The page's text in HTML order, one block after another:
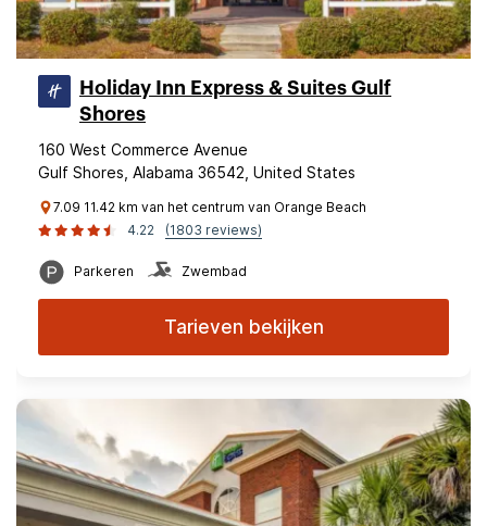
Holiday Inn Express & Suites Gulf
Shores
160 West Commerce Avenue
Gulf Shores, Alabama 36542, United States
7.09 11.42 km van het centrum van Orange Beach
4.22
(1803 reviews)
Parkeren Zwembad
Tarieven bekijken